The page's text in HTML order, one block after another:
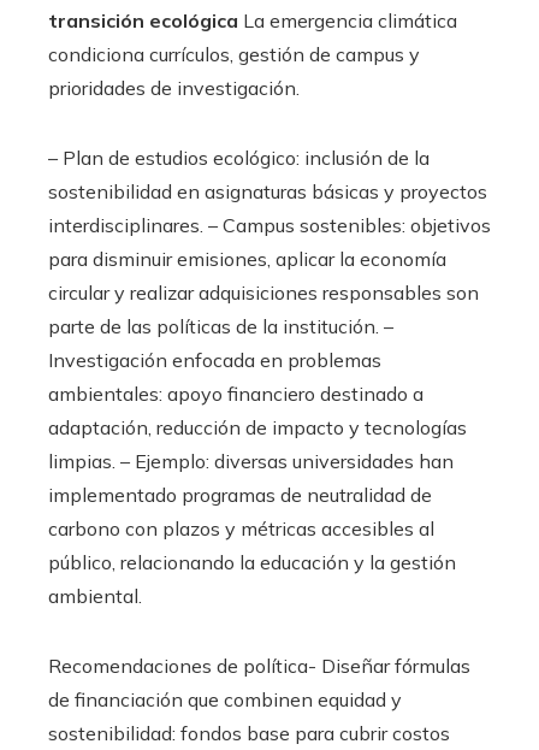
transición ecológica La emergencia climática
condiciona currículos, gestión de campus y
prioridades de investigación.
– Plan de estudios ecológico: inclusión de la
sostenibilidad en asignaturas básicas y proyectos
interdisciplinares. – Campus sostenibles: objetivos
para disminuir emisiones, aplicar la economía
circular y realizar adquisiciones responsables son
parte de las políticas de la institución. –
Investigación enfocada en problemas
ambientales: apoyo financiero destinado a
adaptación, reducción de impacto y tecnologías
limpias. – Ejemplo: diversas universidades han
implementado programas de neutralidad de
carbono con plazos y métricas accesibles al
público, relacionando la educación y la gestión
ambiental.
Recomendaciones de política- Diseñar fórmulas
de financiación que combinen equidad y
sostenibilidad: fondos base para cubrir costos